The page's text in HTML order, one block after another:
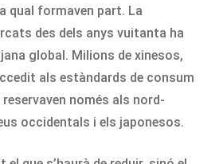
qual formaven part. La
des dels anys vuitanta ha
global. Milions de xinesos,
als estàndards de consum
només als nord-
occidentals i els japonesos.